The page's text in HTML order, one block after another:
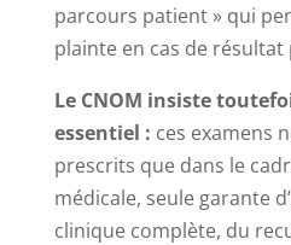
parcours patient » qui
plainte en cas de résultat
Le CNOM insiste
essentiel : ces examens
prescrits que dans le
médicale, seule garante
clinique complète, du